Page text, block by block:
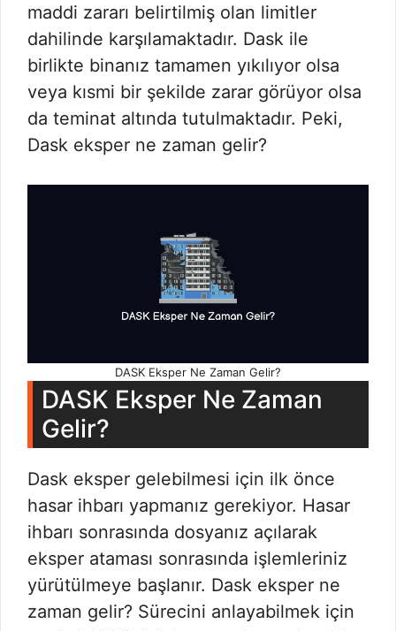
maddi zararı belirtilmiş olan limitler
dahilinde karşılamaktadır. Dask ile
birlikte binanız tamamen yıkılıyor olsa
veya kısmi bir şekilde zarar görüyor olsa
da teminat altında tutulmaktadır. Peki,
Dask eksper ne zaman gelir?
DASK Eksper Ne Zaman Gelir?
DASK Eksper Ne Zaman
Gelir?
Dask eksper gelebilmesi için ilk önce
hasar ihbarı yapmanız gerekiyor. Hasar
ihbarı sonrasında dosyanız açılarak
eksper ataması sonrasında işlemleriniz
yürütülmeye başlanır. Dask eksper ne
zaman gelir? Sürecini anlayabilmek için